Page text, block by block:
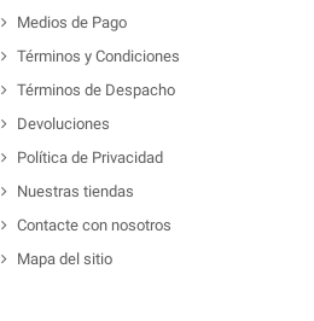
Medios de Pago
Términos y Condiciones
Términos de Despacho
Devoluciones
Política de Privacidad
Nuestras tiendas
Contacte con nosotros
Mapa del sitio